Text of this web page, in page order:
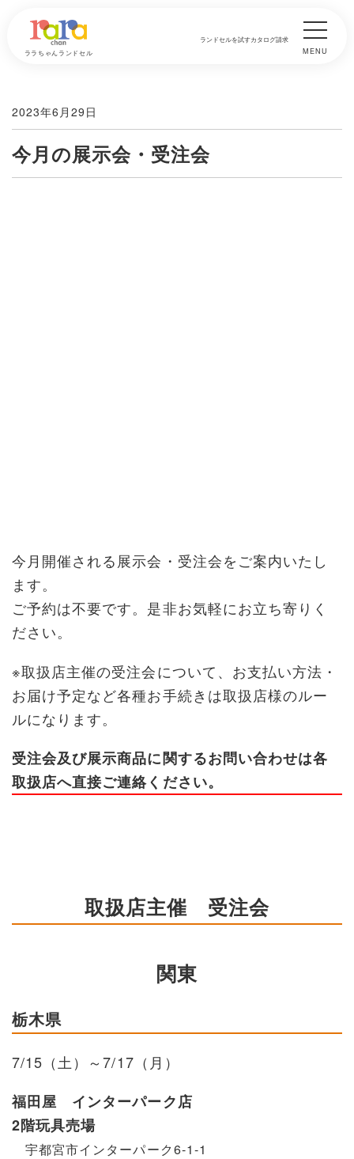
ララちゃんランドセル
ランドセルを試すカタログ請求
MENU
2023年6月29日
今月の展示会・受注会
今月開催される展示会・受注会をご案内いたし
ます。
ご予約は不要です。是非お気軽にお立ち寄りく
ださい。
※取扱店主催の受注会について、お支払い方法・
お届け予定など各種お手続きは取扱店様のルー
ルになります。
受注会及び展示商品に関するお問い合わせは各
取扱店へ直接ご連絡ください。
取扱店主催 受注会
関東
栃木県
7/15（土）～7/17（月）
福田屋 インターパーク店
2階玩具売場
宇都宮市インターパーク6-1-1